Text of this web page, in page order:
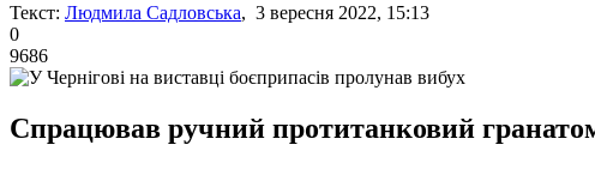
Текст: Людмила Садловська, 3 вересня 2022, 15:13
0
9686
Спрацював ручний протитанковий